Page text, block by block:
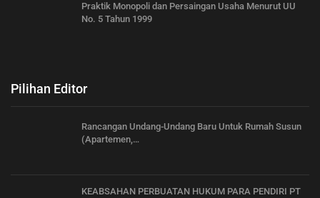
Praktik Monopoli dan Persaingan Usaha Menurut UU
No. 5 Tahun 1999
Pilihan Editor
Rancangan Undang-Undang Baru Untuk Rumah Susun
(Apartemen,…
KEABSAHAN PERBUATAN HUKUM PARA PENDIRI PT